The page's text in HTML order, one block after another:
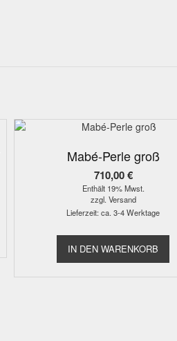
Mabé-Perle groß
710,00€
Enthält 19% Mwst.
zzgl. Versand
Lieferzeit: ca. 3-4 Werktage
IN DEN WARENKORB